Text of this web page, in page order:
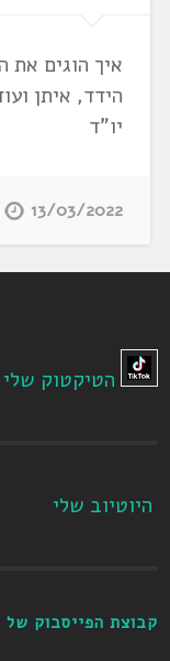
איך הוגים את
הידד, איתן
יו"ד
13/03/2022
הטיקטוק שלי
היוטיוב שלי
קבוצת הפייסבוק של